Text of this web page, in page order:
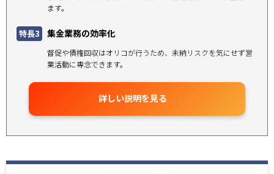
ます。
特長3 集金業務の効率化
督促や債権回収はオリコが行うため、未納リスクを気にせず営
業活動に専念できます。
詳しい説明を見る